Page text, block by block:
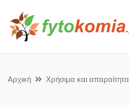
Αρχική Χρήσιμα και απαραίτητα